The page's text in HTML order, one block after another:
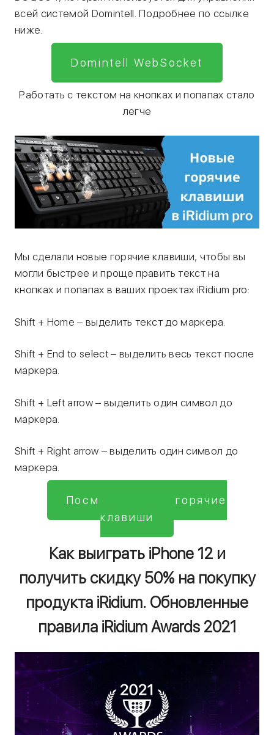
всей системой Domintell. Подробнее по ссылке
ниже.
Domintell WebSocket
Работать с текстом на кнопках и попапах стало
легче
Мы сделали новые горячие клавиши, чтобы вы
могли быстрее и проще править текст на
кнопках и попапах в ваших проектах iRidium pro:
Shift + Home – выделить текст до маркера.
Shift + End to select – выделить весь текст после
маркера.
Shift + Left arrow – выделить один символ до
маркера.
Shift + Right arrow – выделить один символ до
маркера.
Посмотреть все горячие
клавиши
Как выиграть iPhone 12 и
получить скидку 50% на покупку
продукта iRidium. Обновленные
правила iRidium Awards 2021